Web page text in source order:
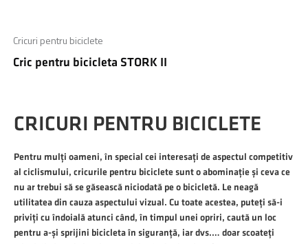
Cricuri pentru biciclete
Cric pentru bicicleta STORK II
CRICURI PENTRU BICICLETE
Pentru mulți oameni, în special cei interesați de aspectul competitiv
al ciclismului, cricurile pentru biciclete sunt o abominație și ceva ce
nu ar trebui să se găsească niciodată pe o bicicletă. Le neagă
utilitatea din cauza aspectului vizual. Cu toate acestea, puteți să-i
priviți cu îndoială atunci când, în timpul unei opriri, caută un loc
pentru a-și sprijini bicicleta în siguranță, iar dvs.… doar scoateți